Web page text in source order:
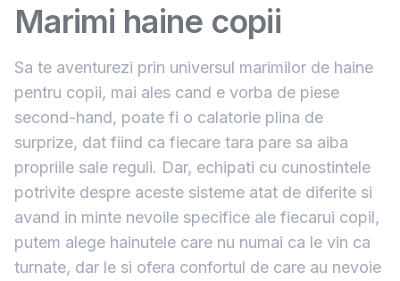
Marimi haine copii
Sa te aventurezi prin universul marimilor de haine
pentru copii, mai ales cand e vorba de piese
second-hand, poate fi o calatorie plina de
surprize, dat fiind ca fiecare tara pare sa aiba
propriile sale reguli. Dar, echipati cu cunostintele
potrivite despre aceste sisteme atat de diferite si
avand in minte nevoile specifice ale fiecarui copil,
putem alege hainutele care nu numai ca le vin ca
turnate, dar le si ofera confortul de care au nevoie